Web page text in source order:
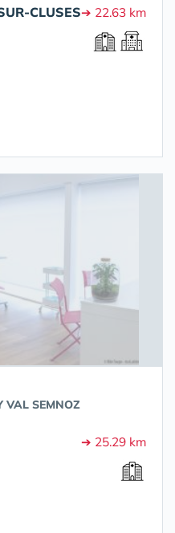
CLUSES➔ 22.63 km
VAL SEMNOZ
➔ 25.29 km